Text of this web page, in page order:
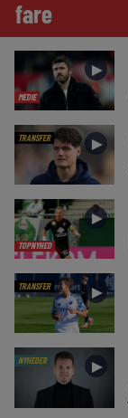
fare
MEDIE
►
TRANSFER ►
TOPNYHED
►
TRANSFER ►
NYHEDER ►